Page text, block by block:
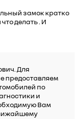
замок кратко
делать . И
Для
предоставляем
по
и
Вам